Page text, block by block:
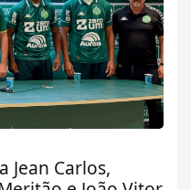
Jean Carlos,